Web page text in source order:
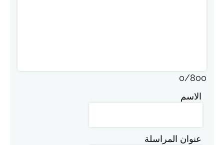
0/800
الاسم
عنوان المراسلة